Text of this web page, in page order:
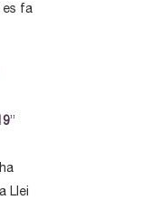
es fa
”
Llei